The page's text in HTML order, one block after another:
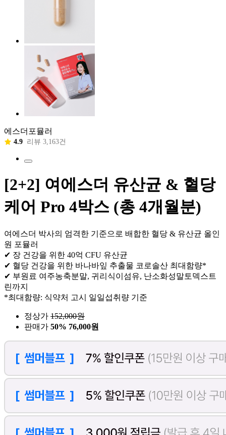
에스더포뮬러
4.9 리뷰 3,163건
[2+2] 여에스더 유산균 & 혈당
케어 Pro 4박스 (총 4개월분)
여에스더 박사의 엄격한 기준으로 배합한 혈당 & 유산균 올인
원 포뮬러
✔ 장 건강을 위한 40억 CFU 유산균
✔ 혈당 건강을 위한 바나바잎 추출물 코로솔산 최대함량*
✔ 부원료 여주농축분말, 귀리식이섬유, 난소화성말토덱스트
린까지
*최대함량: 식약처 고시 일일섭취량 기준
정상가 152,000원
판매가 50% 76,000원